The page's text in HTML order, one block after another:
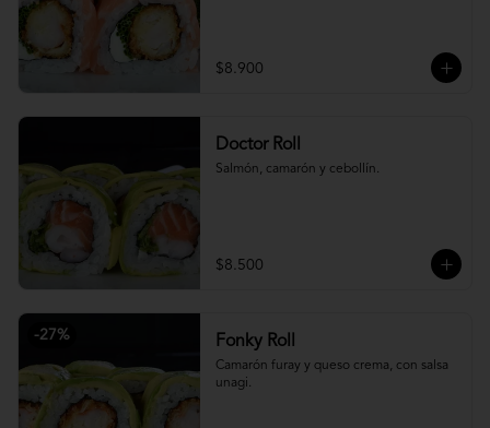
$8.900
Doctor Roll
Salmón, camarón y cebollín.
$8.500
-27% Fonky Roll
Camarón furay y queso crema, con salsa
unagi.